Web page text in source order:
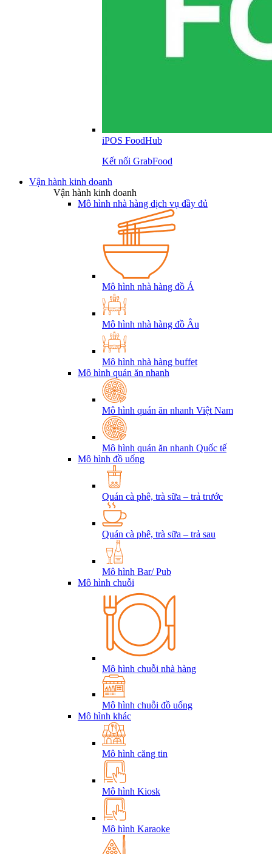
iPOS FoodHub
Kết nối GrabFood
Vận hành kinh doanh
Vận hành kinh doanh
Mô hình nhà hàng dịch vụ đầy đủ
Mô hình nhà hàng đồ Á
Mô hình nhà hàng đồ Âu
Mô hình nhà hàng buffet
Mô hình quán ăn nhanh
Mô hình quán ăn nhanh Việt Nam
Mô hình quán ăn nhanh Quốc tế
Mô hình đồ uống
Quán cà phê, trà sữa – trả trước
Quán cà phê, trà sữa – trả sau
Mô hình Bar/ Pub
Mô hình chuỗi
Mô hình chuỗi nhà hàng
Mô hình chuỗi đồ uống
Mô hình khác
Mô hình căng tin
Mô hình Kiosk
Mô hình Karaoke